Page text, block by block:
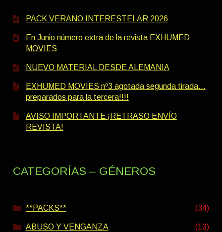
PACK VERANO INTERESTELAR 2026
En Junio número extra de la revista EXHUMED
MOVIES
NUEVO MATERIAL DESDE ALEMANIA
EXHUMED MOVIES nº3 agotada segunda tirada…
preparados para la tercera!!!!
AVISO IMPORTANTE ¡RETRASO ENVÍO
REVISTA!
CATEGORÍAS – GÉNEROS
**PACKS** (34)
ABUSO Y VENGANZA (13)